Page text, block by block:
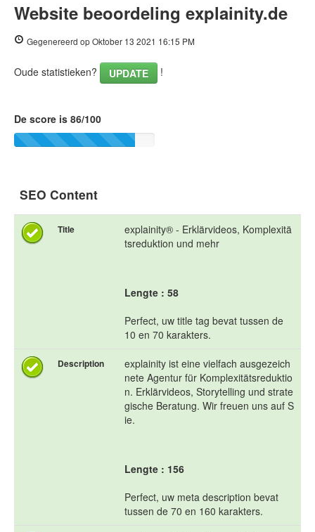
Website beoordeling explainity.de
Gegenereerd op Oktober 13 2021 16:15 PM
Oude statistieken? UPDATE !
De score is 86/100
SEO Content
Title
explainity® - Erklärvideos, Komplexitä
tsreduktion und mehr
Lengte : 58
Perfect, uw title tag bevat tussen de
10 en 70 karakters.
Description
explainity ist eine vielfach ausgezeich
nete Agentur für Komplexitätsreduktio
n. Erklärvideos, Storytelling und strate
gische Beratung. Wir freuen uns auf S
ie.
Lengte : 156
Perfect, uw meta description bevat
tussen de 70 en 160 karakters.